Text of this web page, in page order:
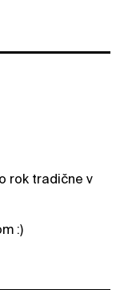
rok tradične v
:)